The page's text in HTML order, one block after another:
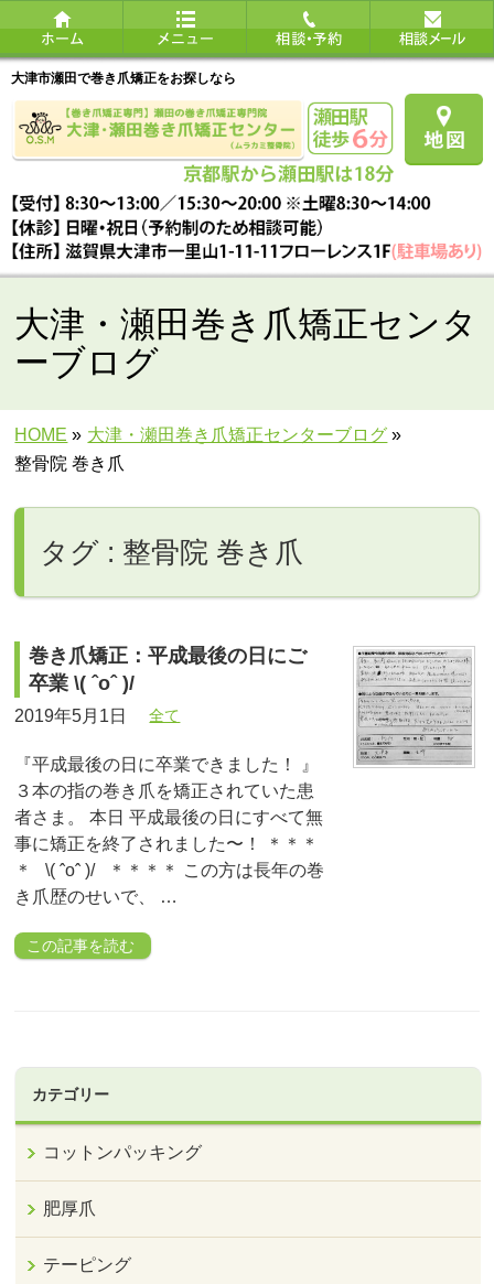
大津市瀬田で巻き爪矯正をお探しなら
大津・瀬田巻き爪矯正センタ
ーブログ
HOME » 大津・瀬田巻き爪矯正センターブログ »
整骨院 巻き爪
タグ : 整骨院 巻き爪
巻き爪矯正：平成最後の日にご
卒業 \( ˆoˆ )/
2019年5月1日 全て
『平成最後の日に卒業できました！ 』
３本の指の巻き爪を矯正されていた患
者さま。 本日 平成最後の日にすべて無
事に矯正を終了されました〜！ ＊＊＊
＊ \( ˆoˆ )/ ＊＊＊＊ この方は長年の巻
き爪歴のせいで、 …
この記事を読む
カテゴリー
コットンパッキング
肥厚爪
テーピング